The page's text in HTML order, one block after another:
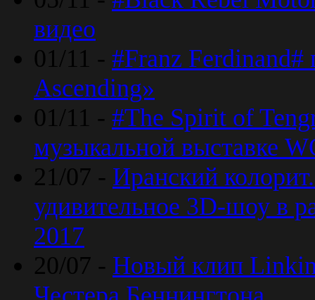
видео
01/11 - #Franz Ferdinand#
Ascending»
01/11 - #The Spirit of
музыкальной выставке
21/07 - Иранский
удивительное 3D-шоу в
2017
20/07 - Новый клип Linkin